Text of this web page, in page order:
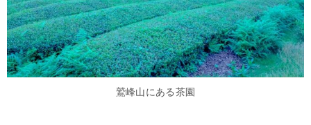
鷲峰山にある茶園